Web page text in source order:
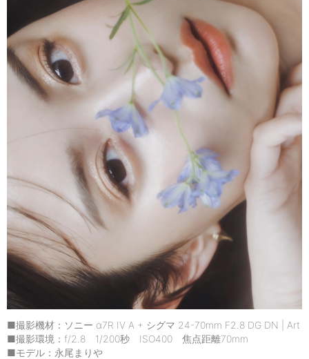
■撮影機材：ソニー α7R IV A + シグマ 24-70mm F2.8 DG DN | Art
■撮影環境：f/2.8 1/200秒 ISO400 焦点距離70mm
■モデル：永尾まりや